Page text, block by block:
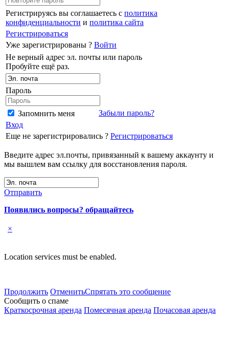
Регистрируясь вы соглашаетесь с политика
конфиденциальности и политика сайта
Регистрироваться
Уже зарегистрированы ? Войти
Не верный адрес эл. почты или пароль
Пробуйте ещё раз.
Пароль
Запомнить меня
Забыли пароль?
Вход
Еще не зарегистрировались ? Регистрироваться
Введите адрес эл.почты, привязанный к вашему аккаунту и
мы вышлем вам ссылку для восстановления пароля.
Отправить
Появились вопросы? обращайтесь
×
Location services must be enabled.
Продолжить ОтменитьСпрятать это сообщение
Сообщить о спаме
Краткосрочная аренда Помесячная аренда Почасовая аренда